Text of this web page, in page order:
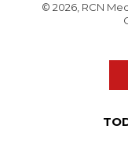
© 2026, RCN